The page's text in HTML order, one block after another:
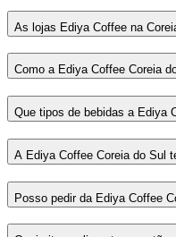
As lojas Ediya Coffee na
Como a Ediya Coffee Coreia
Que tipos de bebidas a Ediya
A Ediya Coffee Coreia do Sul
Posso pedir da Ediya Coffee